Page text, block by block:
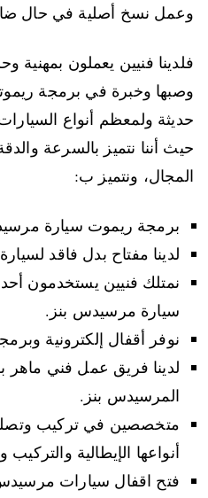
وعمل نسخ أصلية في حال
فلدينا فنيين يعملون بمهنية
وصبها وخبرة في برمجة
حديثة ولمعظم أنواع
حيث أننا نتميز بالسرعة
المجال، ونتميز ب:
برمجة ريموت سيارة
لدينا مفتاح بدل فاقد
نمتلك فنيين يستخدمون
سيارة مرسيدس بنز.
نوفر أقفال إلكترونية
لدينا فريق عمل فني ماهر
المرسيدس بنز.
متخصصين في تركيب
أنواعها الإيطالية والتركيب
فتح اقفال سيارات